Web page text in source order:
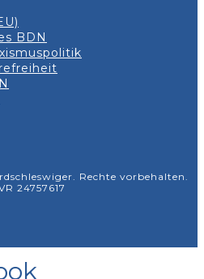
BDN
Rechte vorbehalten.
24757617